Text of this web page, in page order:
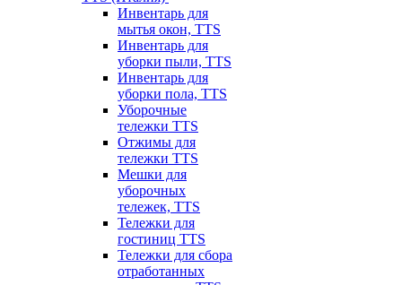
Инвентарь для
мытья окон, TTS
Инвентарь для
уборки пыли, TTS
Инвентарь для
уборки пола, TTS
Уборочные
тележки TTS
Отжимы для
тележки TTS
Мешки для
уборочных
тележек, TTS
Тележки для
гостиниц TTS
Тележки для сбора
отработанных